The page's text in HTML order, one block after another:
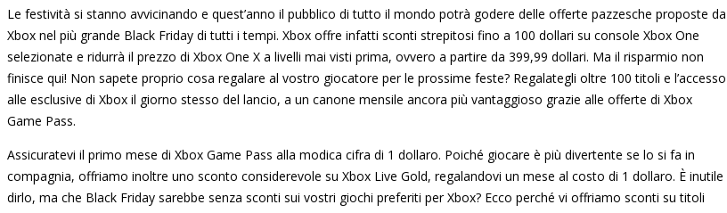
Le festività si stanno avvicinando e quest’anno il pubblico di tutto il mondo potrà godere delle offerte pazzesche proposte da
Xbox nel più grande Black Friday di tutti i tempi. Xbox offre infatti sconti strepitosi fino a 100 dollari su console Xbox One
selezionate e ridurrà il prezzo di Xbox One X a livelli mai visti prima, ovvero a partire da 399,99 dollari. Ma il risparmio non
finisce qui! Non sapete proprio cosa regalare al vostro giocatore per le prossime feste? Regalategli oltre 100 titoli e l’accesso
alle esclusive di Xbox il giorno stesso del lancio, a un canone mensile ancora più vantaggioso grazie alle offerte di Xbox
Game Pass.
Assicuratevi il primo mese di Xbox Game Pass alla modica cifra di 1 dollaro. Poiché giocare è più divertente se lo si fa in
compagnia, offriamo inoltre uno sconto considerevole su Xbox Live Gold, regalandovi un mese al costo di 1 dollaro. È inutile
dirlo, ma che Black Friday sarebbe senza sconti sui vostri giochi preferiti per Xbox? Ecco perché vi offriamo sconti su titoli